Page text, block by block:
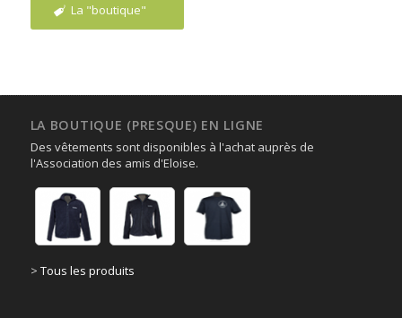
La "boutique"
LA BOUTIQUE (PRESQUE) EN LIGNE
Des vêtements sont disponibles à l'achat auprès de
l'Association des amis d'Eloise.
> Tous les produits